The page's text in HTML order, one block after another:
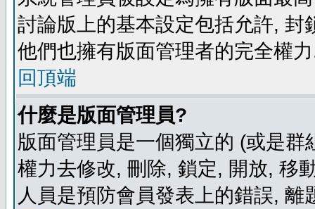
討論版上的基本設定包括允許,
他們也擁有版面管理者的完全權
回頂端
什麼是版面管理員?
版面管理員是一個獨立的 (或是
權力去修改, 刪除, 鎖定, 開放, 移
人員是預防會員發表上的錯誤, 離